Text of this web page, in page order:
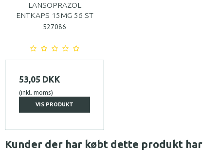
LANSOPRAZOL
ENTKAPS 15MG 56 ST
527086
53,05 DKK
(inkl. moms)
VIS PRODUKT
Kunder der har købt dette produkt har